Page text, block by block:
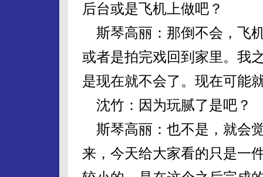
后台或是飞机上做吧？
斯琴高丽：那倒不会，飞
或者是拍完戏回到家里。我
是现在就不会了。现在可能
沈竹：因为玩腻了是吧？
斯琴高丽：也不是，就会
来，今天给大家看的只是一